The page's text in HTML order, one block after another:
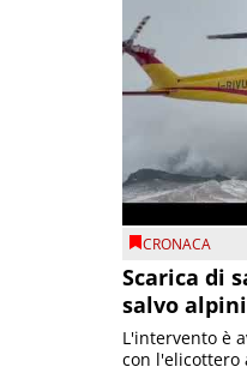
CRONACA
Scarica di
salvo
L'intervento è
con l'elicottero